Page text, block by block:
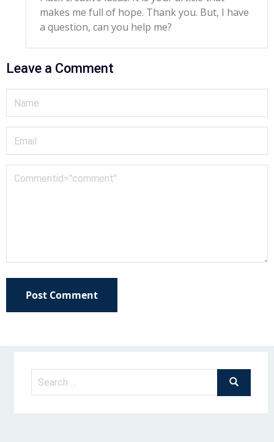
makes me full of hope. Thank you. But, I have
a question, can you help me?
Leave a Comment
Post Comment